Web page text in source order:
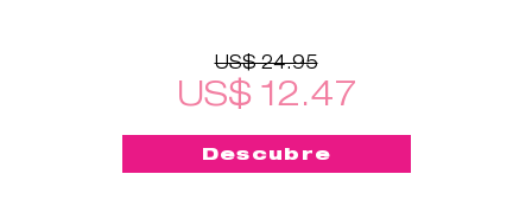
US$ 24.95
US$ 12.47
Descubre